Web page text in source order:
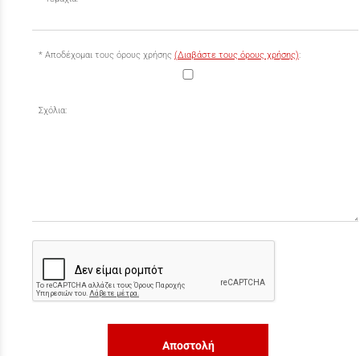
Αποδέχομαι τους όρους χρήσης (Διαβάστε τους όρους χρήσης):
Σχόλια:
Αποστολή